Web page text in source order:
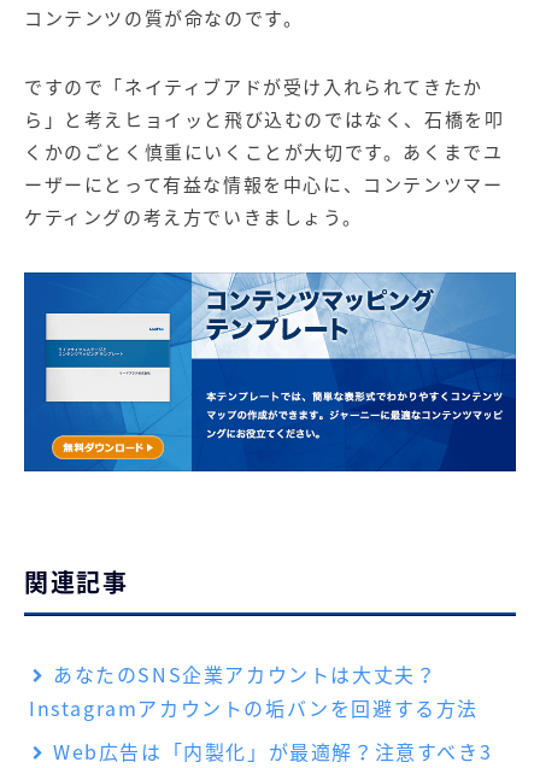
コンテンツの質が命なのです。
ですので「ネイティブアドが受け入れられてきたか
ら」と考えヒョイッと飛び込むのではなく、石橋を叩
くかのごとく慎重にいくことが大切です。あくまでユ
ーザーにとって有益な情報を中心に、 コンテンツマー
ケティングの考え方でいきましょう。
関連記事
あなたのSNS企業アカウントは大丈夫？
Instagramアカウントの垢バンを回避する方法
Web広告は「内製化」が最適解？注意すべき3